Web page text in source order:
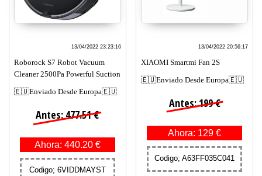
13/04/2022 23:23:16
Roborock S7 Robot Vacuum
Cleaner 2500Pa Powerful Suction
🇪🇺Enviado Desde Europa🇪🇺
Antes: 477.51 €
Ahora: 440.20 €
Codigo; 6VIDDMAYST
13/04/2022 20:56:17
XIAOMI Smartmi Fan 2S
🇪🇺Enviado Desde Europa🇪🇺
Antes: 199 €
Ahora: 129 €
Codigo; A63FF035C041